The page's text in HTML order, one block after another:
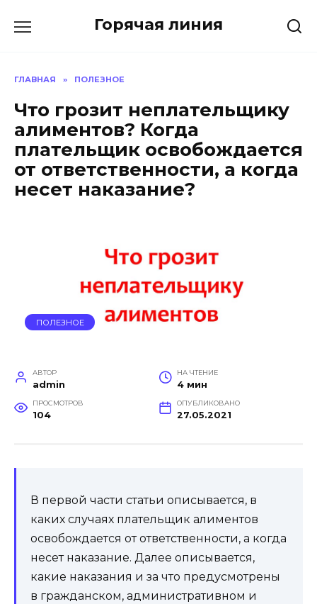
Горячая линия
ГЛАВНАЯ » ПОЛЕЗНОЕ
Что грозит неплательщику
алиментов? Когда
плательщик освобождается
от ответственности, а когда
несет наказание?
ПОЛЕЗНОЕ
АВТОР
admin
НА ЧТЕНИЕ
4 мин
ПРОСМОТРОВ
104
ОПУБЛИКОВАНО
27.05.2021
В первой части статьи описывается, в
каких случаях плательщик алиментов
освобождается от ответственности, а когда
несет наказание. Далее описывается,
какие наказания и за что предусмотрены
в гражданском, административном и